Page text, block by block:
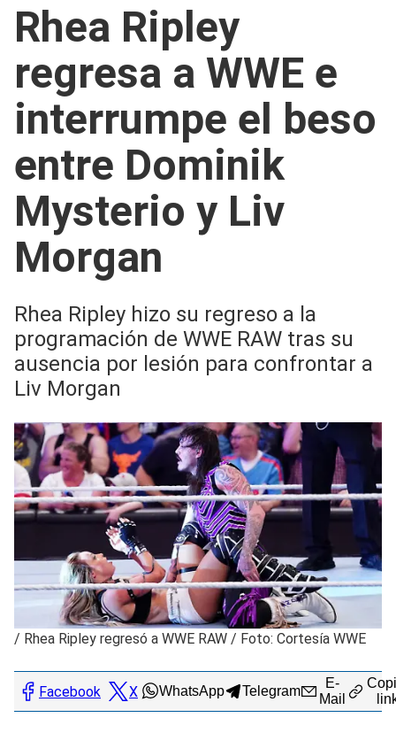
Rhea Ripley
regresa a WWE e
interrumpe el beso
entre Dominik
Mysterio y Liv
Morgan
Rhea Ripley hizo su regreso a la
programación de WWE RAW tras su
ausencia por lesión para confrontar a
Liv Morgan
/ Rhea Ripley regresó a WWE RAW / Foto: Cortesía WWE
Facebook X WhatsApp Telegram
E-
Mail